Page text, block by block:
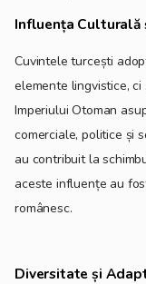
Influența Culturală
Cuvintele turcești
elemente lingvistice,
Imperiului Otoman
comerciale, politice și
au contribuit la
aceste influențe au
românesc.
Diversitate și